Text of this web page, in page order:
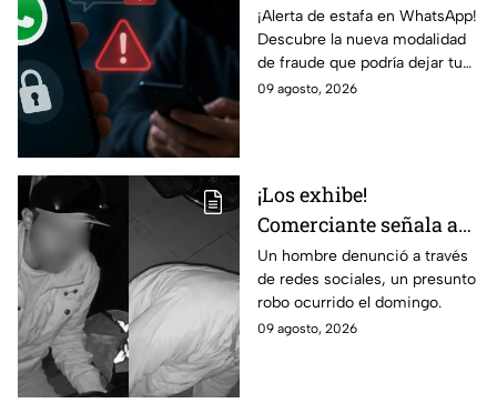
revisión”? Este mensaje
podría dejarte
vulnerable ante
ESTAFAS si no tienes
¡Alerta de estafa en WhatsApp!
Descubre la nueva modalidad
de fraude que podría dejar tu
cuenta vulnerable. ¡No te
09 agosto, 2026
¡Los exhibe!
Comerciante señala a
dos hombres de un
presunto robo a un
negocio en León
Un hombre denunció a través
de redes sociales, un presunto
robo ocurrido el domingo.
09 agosto, 2026